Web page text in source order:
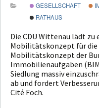
GESELLSCHAFT
RATHAUS
Die CDU Wittenau lädt
Mobilitätskonzept für die
Mobilitätskonzept der
Immobilienaufgaben
Siedlung massiv
ab und fordert
Cité Foch.